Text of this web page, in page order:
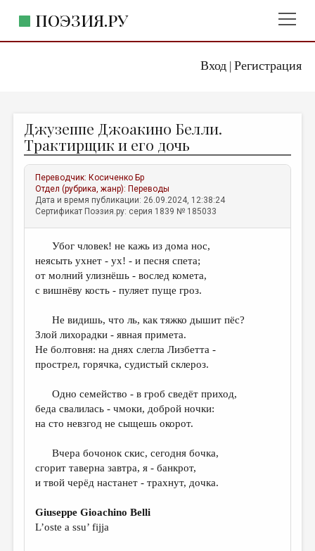
Вход| Регистрация
ПОЭЗИЯ.РУ
ЖАНРЫ
АВТОРЫ
КОММЕНТАРИИ
ЛИТСАЛОН
ПРАВИЛА САЙТА
ОТДЕЛЫ И РУБРИКИ
ДАЙДЖЕСТ
ПРОИЗВЕДЕНИЯ
КОНКУРСЫ
КНИЖНАЯ ПОЛКА
ОБЗОР ЛИТЕРАТУРЫ
СТРАНИЦЫ ПАМЯТИ
ОБЪЯВЛЕНИЯ
Джузеппе Джоакино Белли.
Трактирщик и его дочь
Переводчик: Косиченко Бр
Отдел (рубрика, жанр): Переводы
Дата и время публикации: 26.09.2024, 12:38:24
Сертификат Поэзия.ру: серия 1839 № 185033
Убог чловек! не кажь из дома нос,
неясыть ухнет - ух! - и песня спета;
от молний улизнёшь - вослед комета,
с вишнёву кость - пуляет пуще гроз.
Не видишь, что ль, как тяжко дышит пёс?
Злой лихорадки - явная примета.
Не болтовня: на днях слегла Лизбетта -
прострел, горячка, судистый склероз.
Одно семейство - в гроб сведёт приход,
беда свалилась - чмоки, доброй ночки:
на сто невзгод не сыщешь окорот.
Вчера бочонок скис, сегодня бочка,
сгорит таверна завтра, я - банкрот,
и твой черёд настанет - трахнут, дочка.
Giuseppe Gioachino Belli
L’oste a ssu’ fijja